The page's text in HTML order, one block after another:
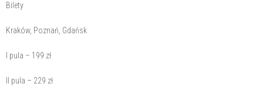
Bilety
Kraków, Poznań, Gdańsk
I pula – 199 zł
II pula – 229 zł